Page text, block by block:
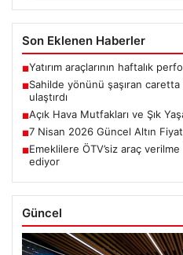
Son Eklenen Haberler
■Yatırım araçlarının haftalık
■Sahilde yönünü şaşıran
ulaştırdı
■Açık Hava Mutfakları ve Şık
■7 Nisan 2026 Güncel Altın
■Emeklilere ÖTV’siz araç
ediyor
Güncel